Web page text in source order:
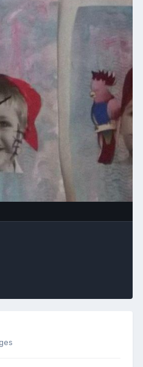
Outils des images